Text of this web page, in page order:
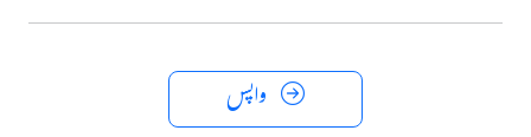
واپس